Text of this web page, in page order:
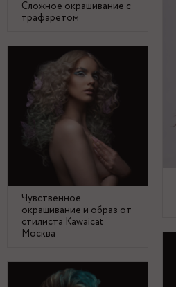
Сложное окрашивание с
трафаретом
Чувственное
окрашивание и образ от
стилиста Kawaicat
Москва